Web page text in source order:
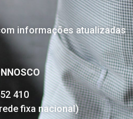
informações atualizadas
410
fixa nacional)